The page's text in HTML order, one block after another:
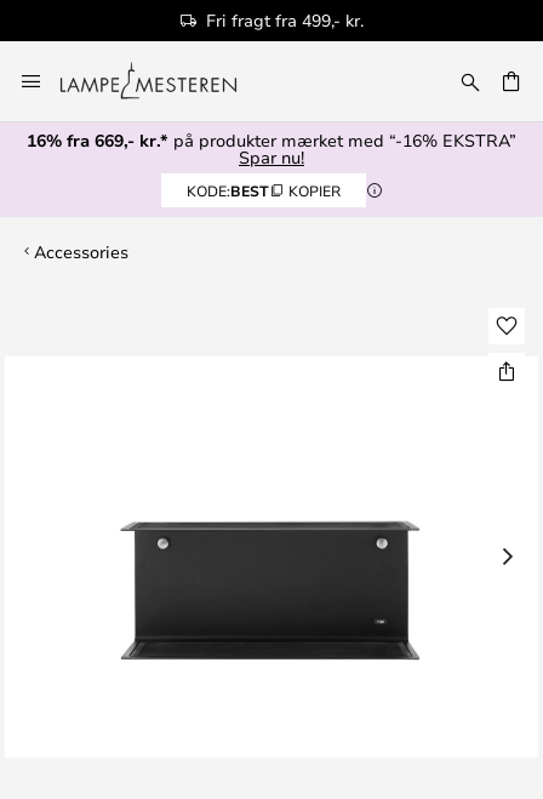
Fri fragt fra 499,- kr.
to
Content
16% fra 669,- kr.* på produkter mærket med “-16% EKSTRA”
Spar nu!
KODE:BEST KOPIER
Accessories